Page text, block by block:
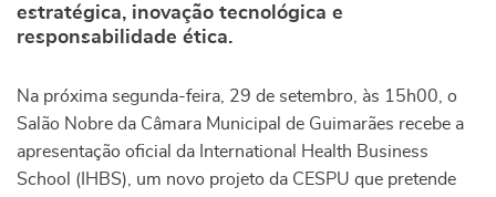
estratégica, inovação tecnológica e
responsabilidade ética.
Na próxima segunda-feira, 29 de setembro, às 15h00, o
Salão Nobre da Câmara Municipal de Guimarães recebe a
apresentação oficial da International Health Business
School (IHBS), um novo projeto da CESPU que pretende